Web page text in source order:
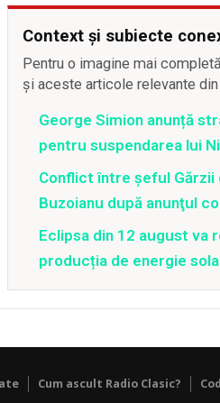
Context și subiecte
Pentru o imagine mai
și aceste articole relevante
George Simion anunță
pentru suspendarea lui
Conflict între şeful Gărzii
Buzoianu după anunţul
Eclipsa din 12 august va
producția de energie
Cum ascult Radio Clasic?